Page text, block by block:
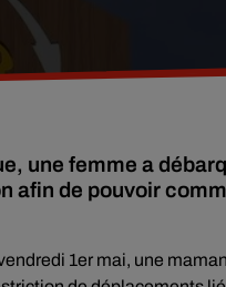
une femme a
afin de pouvoir
1er mai, une